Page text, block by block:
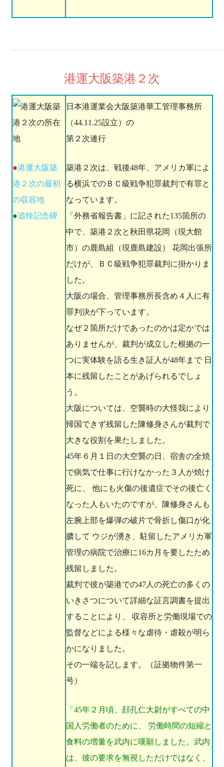
港運大阪築港２次
●港運大阪築
港２次の最初
の収容地
●追悼記念碑
日本港運業会大阪築港華工管理事務所
（44.11.25設立）の
第２次連行
築港２次は、戦後48年、アメリカ軍によ
る横浜でのＢＣ級戦争犯罪裁判で有罪と
なっています。
「外務省報告書」に記された135箇所の
中で、築港２次と秋田県花岡（現大館
市）の鹿島組（現鹿島建設） 花岡出張所
だけが、ＢＣ級戦争犯罪裁判に掛かりま
した。
大阪の場合、管理事務所長含め４人に有
罪判決が下っています。
なぜ２箇所だけであったのかは定かでは
ありませんが、裁判が成立した根拠の一
つに実体験を語る生き証人が48年まで 日
本に残留したことがあげられるでしょ
う。
大阪については、空襲時の大怪我により
帰国できず残留した陳修身さんが裁判で
大きな役割を果たしました。
45年６月１日の大空襲の日、宿舎の全焼
で病気で仕事に行けなかった３人が焼け
死に、 他にも火傷の後遺症でその後亡く
なった人もいたのですが、陳修身さんも
左腕上部を爆弾の破片で骨折し傷口が化
膿して ウジが湧き、駐留したアメリカ軍
管理の病院で治療に16カ月を要したため
残留しました。
裁判で彼が築港での47人の死亡の多くの
いきさつについて詳細な証言調書を提出
することにより、 収容所と労働現場での
監督などによる様々な虐待・虐殺が明ら
かになりました。
その一端を記します。（証拠物件第一
号）
「45年２月頃、顔孔仁大尉がすべての中
国人労働者のために、 労働時間の短縮と
食料の増量を武内に嘆願しました。武内
は、彼の要求を無視しただけではなく、